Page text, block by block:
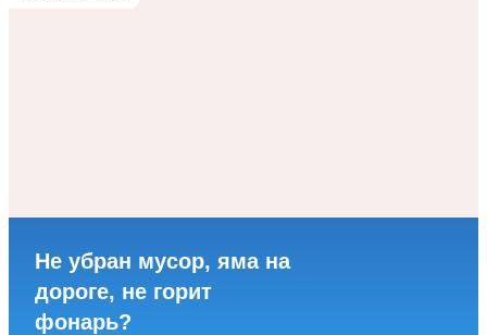
Не убран мусор, яма на
дороге, не горит
фонарь?